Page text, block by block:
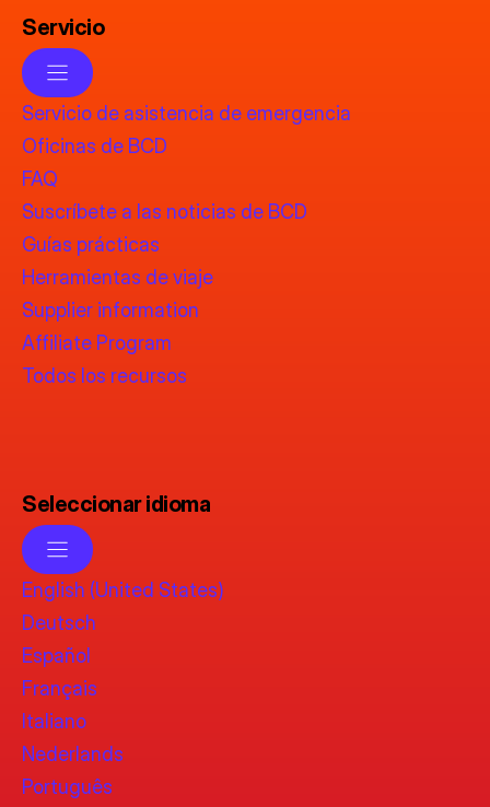
Servicio
Servicio de asistencia de emergencia
Oficinas de BCD
FAQ
Suscríbete a las noticias de BCD
Guías prácticas
Herramientas de viaje
Supplier information
Affiliate Program
Todos los recursos
Seleccionar idioma
English (United States)
Deutsch
Español
Français
Italiano
Nederlands
Português